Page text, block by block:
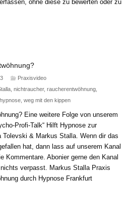
ohne diese zu bewerten oder zu
Praxisvideo
, nichtraucher, raucherentwöhnung,
, weg mit den kippen
Eine weitere Folge von unserem
Profi-Talk“ Hilft Hypnose zur
Tolevski & Markus Stalla. Wenn dir das
hat, dann lass auf unserem Kanal
Kommentare. Abonier gerne den Kanal
verpasst. Markus Stalla Praxis
durch Hypnose Frankfurt